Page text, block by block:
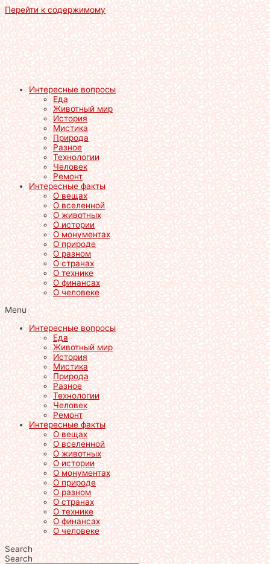
Перейти к содержимому
Интересные вопросы
Еда
Животный мир
История
Мистика
Природа
Разное
Технологии
Человек
Ремонт
Интересные факты
О вещах
О вселенной
О животных
О истории
О монументах
О природе
О разном
О странах
О технике
О финансах
О человеке
Menu
Интересные вопросы
Еда
Животный мир
История
Мистика
Природа
Разное
Технологии
Человек
Ремонт
Интересные факты
О вещах
О вселенной
О животных
О истории
О монументах
О природе
О разном
О странах
О технике
О финансах
О человеке
Search
Search